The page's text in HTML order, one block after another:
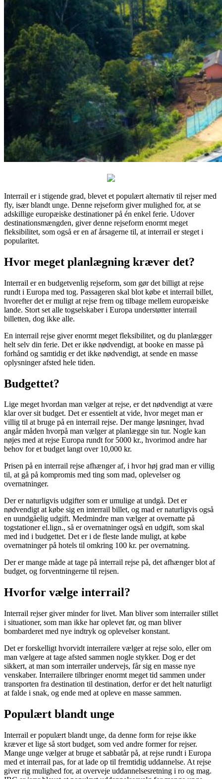
Interrail er i stigende grad, blevet et populært alternativ til rejser med
fly, især blandt unge. Denne rejseform giver mulighed for, at se
adskillige europæiske destinationer på én enkel ferie. Udover
destinationsmængden, giver denne rejseform enormt meget
fleksibilitet, som også er en af årsagerne til, at interrail er steget i
popularitet.
Hvor meget planlægning kræver det?
Interrail er en budgetvenlig rejseform, som gør det billigt at rejse
rundt i Europa med tog. Passageren skal blot købe et interrail billet,
hvorefter det er muligt at rejse frem og tilbage mellem europæiske
lande. Stort set alle togselskaber i Europa understøtter interrail
billetten, dog ikke alle.
En interrail rejse giver enormt meget fleksibilitet, og du planlægger
helt selv din ferie. Det er ikke nødvendigt, at booke en masse på
forhånd og samtidig er det ikke nødvendigt, at sende en masse
oplysninger afsted hele tiden.
Budgettet?
Lige meget hvordan man vælger at rejse, er det nødvendigt at være
klar over sit budget. Det er essentielt at vide, hvor meget man er
villig til at bruge på en interrail rejse. Der mange løsninger, hvad
angår måden hvorpå man vælger at planlægge sin tur. Nogle kan
nøjes med at rejse Europa rundt for 5000 kr., hvorimod andre har
behov for et budget langt over 10,000 kr.
Prisen på en interrail rejse afhænger af, i hvor høj grad man er villig
til, at gå på kompromis med ting som mad, oplevelser og
overnatninger.
Der er naturligvis udgifter som er umulige at undgå. Det er
nødvendigt at købe sig en interrail billet, og mad er naturligvis også
en uundgåelig udgift. Medmindre man vælger at overnatte på
togstationer el.lign., så er overnatninger også en udgift, som skal
med ind i budgettet. Det er i de fleste lande muligt, at købe
overnatninger på hotels til omkring 100 kr. per overnatning.
Der er mange måde at tage på interrail rejse på, det afhænger blot af
budget, og forventningerne til rejsen.
Hvorfor vælge interrail?
Interrail rejser giver minder for livet. Man bliver som interrailer stillet
i situationer, som man ikke har oplevet før, og man bliver
bombarderet med nye indtryk og oplevelser konstant.
Det er forskelligt hvorvidt interrailere vælger at rejse solo, eller om
man vælgere at tage afsted sammen nogle stykker. Dog er det
sikkert, at man som interrailer undervejs, får sig en masse nye
venskaber. Interrailere tilbringer enormt meget tid sammen under
transporten fra destination til destination, derfor er det helt naturligt
at falde i snak, og ende med at opleve en masse sammen.
Populært blandt unge
Interrail er populært blandt unge, da denne form for rejse ikke
kræver et lige så stort budget, som ved andre former for rejser.
Mange unge vælger at bruge et sabbatår på, at rejse rundt i Europa
med et interrail pas, for at lade op til fremtidig uddannelse. At rejse
giver rig mulighed for, at overveje uddannelsesretning i ro og mag.